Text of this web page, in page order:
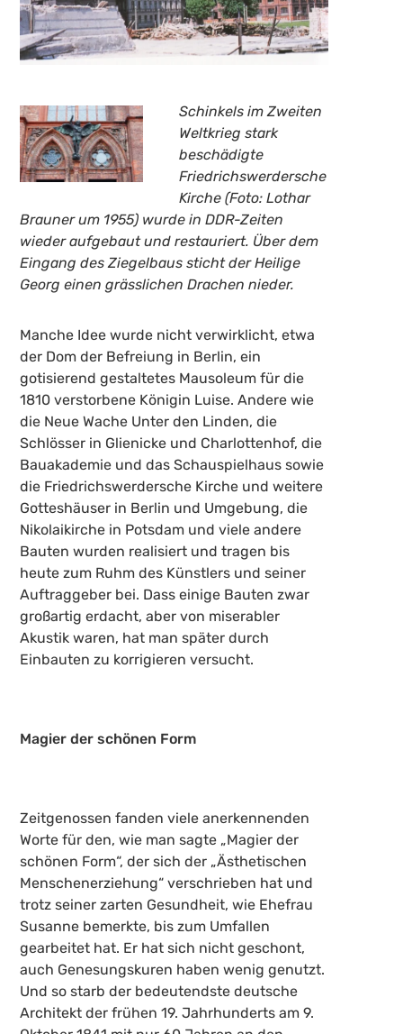
Schinkels im Zweiten
Weltkrieg stark
beschädigte
Friedrichswerdersche
Kirche (Foto: Lothar
Brauner um 1955) wurde in DDR-Zeiten
wieder aufgebaut und restauriert. Über dem
Eingang des Ziegelbaus sticht der Heilige
Georg einen grässlichen Drachen nieder.
Manche Idee wurde nicht verwirklicht, etwa
der Dom der Befreiung in Berlin, ein
gotisierend gestaltetes Mausoleum für die
1810 verstorbene Königin Luise. Andere wie
die Neue Wache Unter den Linden, die
Schlösser in Glienicke und Charlottenhof, die
Bauakademie und das Schauspielhaus sowie
die Friedrichswerdersche Kirche und weitere
Gotteshäuser in Berlin und Umgebung, die
Nikolaikirche in Potsdam und viele andere
Bauten wurden realisiert und tragen bis
heute zum Ruhm des Künstlers und seiner
Auftraggeber bei. Dass einige Bauten zwar
großartig erdacht, aber von miserabler
Akustik waren, hat man später durch
Einbauten zu korrigieren versucht.
Magier der schönen Form
Zeitgenossen fanden viele anerkennenden
Worte für den, wie man sagte „Magier der
schönen Form“, der sich der „Ästhetischen
Menschenerziehung“ verschrieben hat und
trotz seiner zarten Gesundheit, wie Ehefrau
Susanne bemerkte, bis zum Umfallen
gearbeitet hat. Er hat sich nicht geschont,
auch Genesungskuren haben wenig genutzt.
Und so starb der bedeutendste deutsche
Architekt der frühen 19. Jahrhunderts am 9.